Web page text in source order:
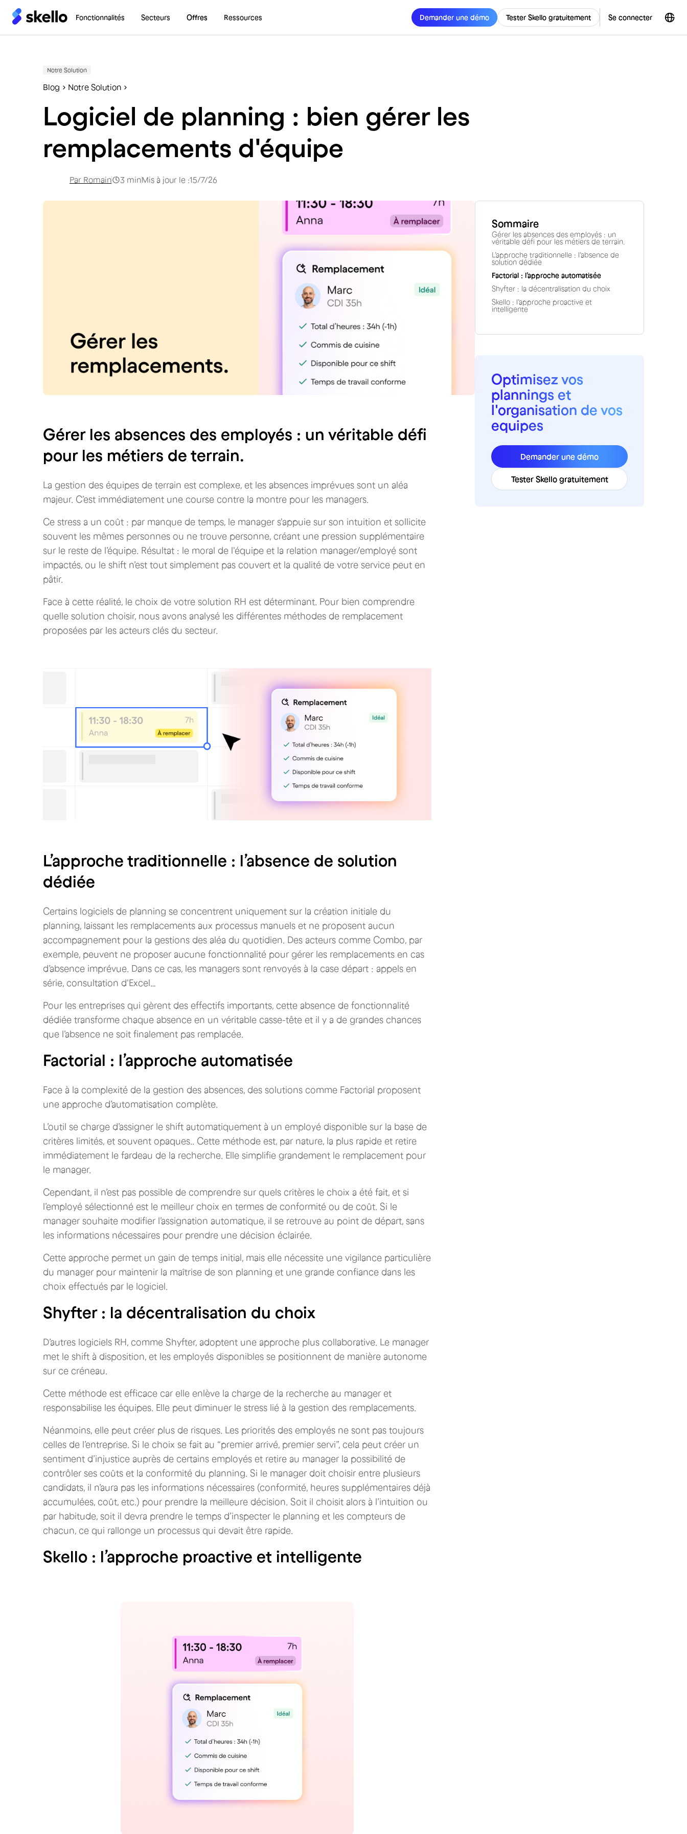
Fonctionnalités Secteurs Offres Ressources Demander une démo Tester Skello gratuitement Se connecter
Notre Solution
Blog Notre Solution
Logiciel de planning : bien gérer les
remplacements d'équipe
Par Romain 3 minMis à jour le :15/7/26
Gérer les absences des employés : un véritable défi
pour les métiers de terrain.
La gestion des équipes de terrain est complexe, et les absences imprévues sont un aléa
majeur. C’est immédiatement une course contre la montre pour les managers.
Ce stress a un coût : par manque de temps, le manager s'appuie sur son intuition et sollicite
souvent les mêmes personnes ou ne trouve personne, créant une pression supplémentaire
sur le reste de l’équipe. Résultat : le moral de l'équipe et la relation manager/employé sont
impactés, ou le shift n’est tout simplement pas couvert et la qualité de votre service peut en
pâtir.
Face à cette réalité, le choix de votre solution RH est déterminant. Pour bien comprendre
quelle solution choisir, nous avons analysé les différentes méthodes de remplacement
proposées par les acteurs clés du secteur.
L’approche traditionnelle : l’absence de solution
dédiée
Certains logiciels de planning se concentrent uniquement sur la création initiale du
planning, laissant les remplacements aux processus manuels et ne proposent aucun
accompagnement pour la gestions des aléa du quotidien. Des acteurs comme Combo, par
exemple, peuvent ne proposer aucune fonctionnalité pour gérer les remplacements en cas
d’absence imprévue. Dans ce cas, les managers sont renvoyés à la case départ : appels en
série, consultation d'Excel…
Pour les entreprises qui gèrent des effectifs importants, cette absence de fonctionnalité
dédiée transforme chaque absence en un véritable casse-tête et il y a de grandes chances
que l’absence ne soit finalement pas remplacée.
Factorial : l’approche automatisée
Face à la complexité de la gestion des absences, des solutions comme Factorial proposent
une approche d’automatisation complète.
L’outil se charge d’assigner le shift automatiquement à un employé disponible sur la base de
critères limités, et souvent opaques.. Cette méthode est, par nature, la plus rapide et retire
immédiatement le fardeau de la recherche. Elle simplifie grandement le remplacement pour
le manager.
Cependant, il n’est pas possible de comprendre sur quels critères le choix a été fait, et si
l’employé sélectionné est le meilleur choix en termes de conformité ou de coût. Si le
manager souhaite modifier l’assignation automatique, il se retrouve au point de départ, sans
les informations nécessaires pour prendre une décision éclairée.
Cette approche permet un gain de temps initial, mais elle nécessite une vigilance particulière
du manager pour maintenir la maîtrise de son planning et une grande confiance dans les
choix effectués par le logiciel.
Shyfter : la décentralisation du choix
D’autres logiciels RH, comme Shyfter, adoptent une approche plus collaborative. Le manager
met le shift à disposition, et les employés disponibles se positionnent de manière autonome
sur ce créneau.
Cette méthode est efficace car elle enlève la charge de la recherche au manager et
responsabilise les équipes. Elle peut diminuer le stress lié à la gestion des remplacements.
Néanmoins, elle peut créer plus de risques. Les priorités des employés ne sont pas toujours
celles de l’entreprise. Si le choix se fait au “premier arrivé, premier servi”, cela peut créer un
sentiment d’injustice auprès de certains employés et retire au manager la possibilité de
contrôler ses coûts et la conformité du planning. Si le manager doit choisir entre plusieurs
candidats, il n’aura pas les informations nécessaires (conformité, heures supplémentaires déjà
accumulées, coût, etc.) pour prendre la meilleure décision. Soit il choisit alors à l’intuition ou
par habitude, soit il devra prendre le temps d’inspecter le planning et les compteurs de
chacun, ce qui rallonge un processus qui devait être rapide.
Skello : l’approche proactive et intelligente
Sommaire
Gérer les absences des employés : un
véritable défi pour les métiers de terrain.
L’approche traditionnelle : l’absence de
solution dédiée
Factorial : l’approche automatisée
Shyfter : la décentralisation du choix
Skello : l’approche proactive et
intelligente
Optimisez vos
plannings et
l'organisation de vos
equipes
Demander une démo
Tester Skello gratuitement